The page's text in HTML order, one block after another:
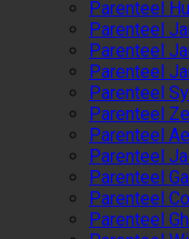
Parenteel
Parenteel
Parenteel
Parenteel
Parenteel
Parenteel
Parenteel
Parenteel
Parenteel
Parenteel
Parenteel